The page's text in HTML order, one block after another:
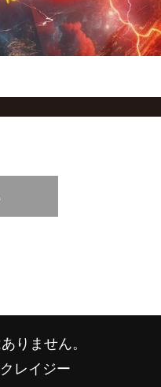
りません。
レイジー